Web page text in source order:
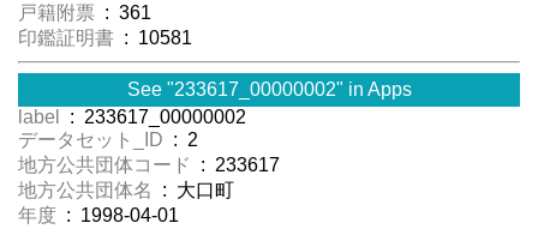
戸籍附票 : 361
印鑑証明書 : 10581
See "233617_00000002" in Apps
label
: 233617_00000002
データセット_ID : 2
地方公共団体コード
: 233617
地方公共団体名
: 大口町
年度 : 1998-04-01